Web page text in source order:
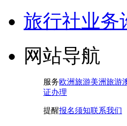
旅行社业务
网站导航
服务欧洲旅游美洲旅游
证办理
提醒报名须知联系我们